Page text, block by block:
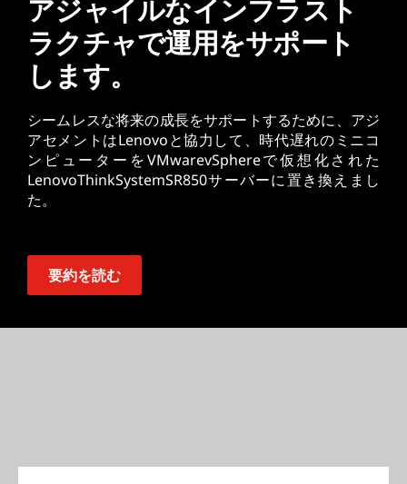
アジャイルなインフラスト
ラクチャで運用をサポート
します。
シームレスな将来の成長をサポートするために、アジ
アセメントはLenovoと協力して、時代遅れのミニコ
ンピューターをVMwarevSphereで仮想化された
LenovoThinkSystemSR850サーバーに置き換えまし
た。
要約を読む